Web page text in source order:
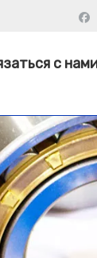
с